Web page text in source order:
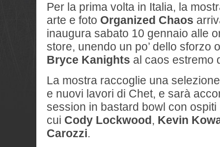
Per la prima volta in Italia, la
arte e foto Organized Chaos
inaugura sabato 10 gennaio alle
store, unendo un po’ dello sforzo
Bryce Kanights al caos estremo
La mostra raccoglie una
e nuovi lavori di Chet, e sarà
session in bastard bowl con ospiti
cui Cody Lockwood, Kevin
Carozzi.